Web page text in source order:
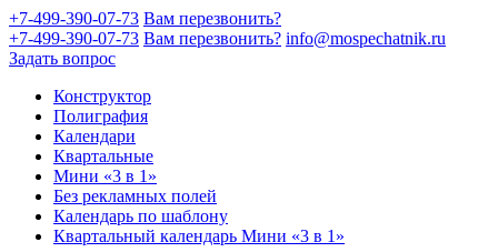
+7-499-390-07-73 Вам перезвонить?
+7-499-390-07-73 Вам перезвонить? info@mospechatnik.ru
Задать вопрос
Конструктор
Полиграфия
Календари
Квартальные
Мини «3 в 1»
Без рекламных полей
Календарь по шаблону
Квартальный календарь Мини «3 в 1»